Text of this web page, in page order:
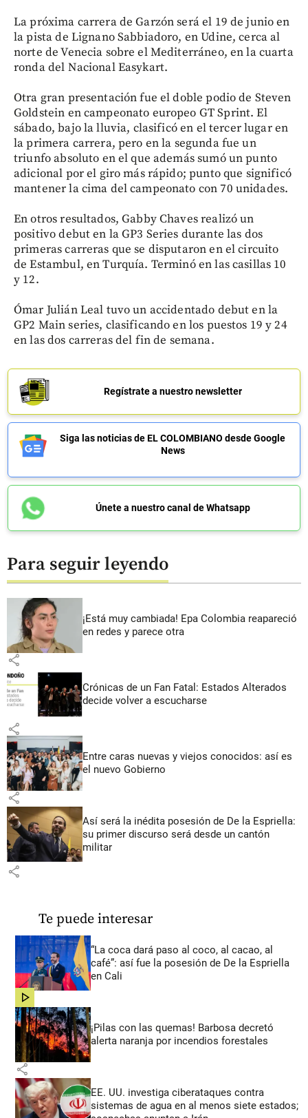
La próxima carrera de Garzón será el 19 de junio en
la pista de Lignano Sabbiadoro, en Udine, cerca al
norte de Venecia sobre el Mediterráneo, en la cuarta
ronda del Nacional Easykart.
Otra gran presentación fue el doble podio de Steven
Goldstein en campeonato europeo GT Sprint. El
sábado, bajo la lluvia, clasificó en el tercer lugar en
la primera carrera, pero en la segunda fue un
triunfo absoluto en el que además sumó un punto
adicional por el giro más rápido; punto que significó
mantener la cima del campeonato con 70 unidades.
En otros resultados, Gabby Chaves realizó un
positivo debut en la GP3 Series durante las dos
primeras carreras que se disputaron en el circuito
de Estambul, en Turquía. Terminó en las casillas 10
y 12.
Ómar Julián Leal tuvo un accidentado debut en la
GP2 Main series, clasificando en los puestos 19 y 24
en las dos carreras del fin de semana.
Regístrate a nuestro newsletter
Siga las noticias de EL COLOMBIANO desde Google
News
Únete a nuestro canal de Whatsapp
Para seguir leyendo
¡Está muy cambiada! Epa Colombia reapareció
en redes y parece otra
share
Crónicas de un Fan Fatal: Estados Alterados
decide volver a escucharse
share
Entre caras nuevas y viejos conocidos: así es
el nuevo Gobierno
share
Así será la inédita posesión de De la Espriella:
su primer discurso será desde un cantón
militar
share
Te puede interesar
“La coca dará paso al coco, al cacao, al
café”: así fue la posesión de De la Espriella
en Cali
share
¡Pilas con las quemas! Barbosa decretó
alerta naranja por incendios forestales
share
EE. UU. investiga ciberataques contra
sistemas de agua en al menos siete estados;